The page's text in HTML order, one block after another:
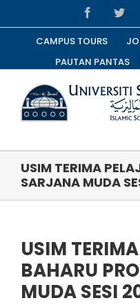
to
content
Facebook
CAMPUS TOURS
PAUTAN PANTAS
USIM TERIMA
SARJANA MUDA
USIM
BAHARU
MUDA SESI